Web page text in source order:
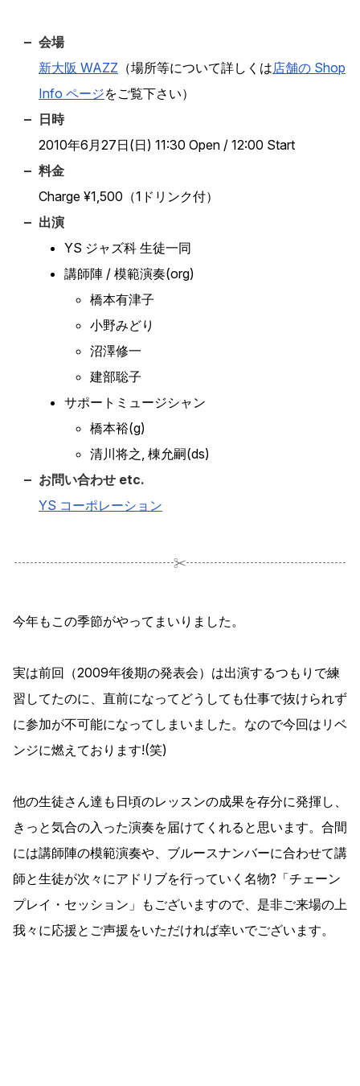
会場
新大阪 WAZZ （場所等について詳しくは店舗の Shop
Info ページをご覧下さい）
日時
2010年6月27日(日) 11:30 Open / 12:00 Start
料金
Charge ¥1,500（1ドリンク付）
出演
YS ジャズ科 生徒一同
講師陣 / 模範演奏(org)
橋本有津子
小野みどり
沼澤修一
建部聡子
サポートミュージシャン
橋本裕(g)
清川将之, 棟允嗣(ds)
お問い合わせ etc.
YS コーポレーション
今年もこの季節がやってまいりました。
実は前回（2009年後期の発表会）は出演するつもりで練
習してたのに、直前になってどうしても仕事で抜けられず
に参加が不可能になってしまいました。なので今回はリベ
ンジに燃えております!(笑)
他の生徒さん達も日頃のレッスンの成果を存分に発揮し、
きっと気合の入った演奏を届けてくれると思います。合間
には講師陣の模範演奏や、ブルースナンバーに合わせて講
師と生徒が次々にアドリブを行っていく名物?「チェーン
プレイ・セッション」もございますので、是非ご来場の上
我々に応援とご声援をいただければ幸いでございます。